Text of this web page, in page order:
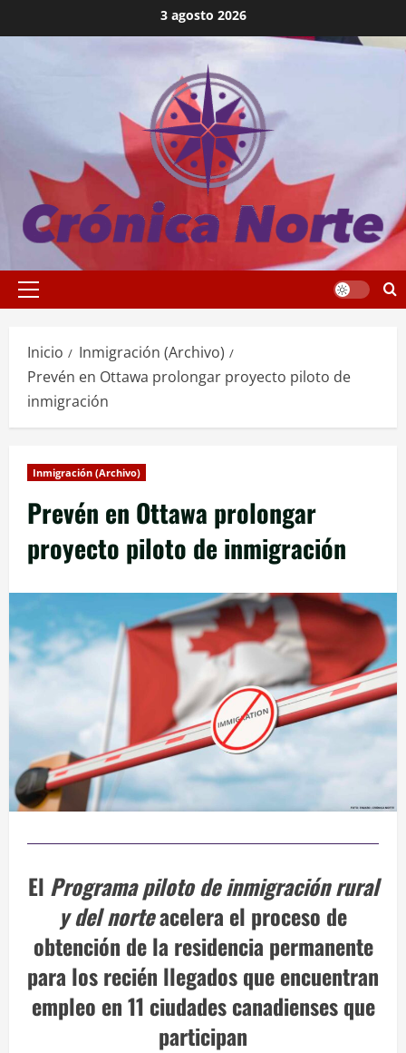
al
3 agosto 2026
Menú
Inicio
Inmigración (Archivo)
Prevén en Ottawa prolongar proyecto piloto de
inmigración
Inmigración (Archivo)
Prevén en Ottawa prolongar
proyecto piloto de inmigración
El Programa piloto de inmigración rural
y del norteacelera el proceso de
obtención de la residencia permanente
para los recién llegados que encuentran
empleo en 11 ciudades canadienses que
participan